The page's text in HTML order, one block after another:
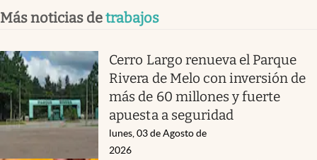
Más noticias detrabajos
Cerro Largo renueva el Parque
Rivera de Melo con inversión de
más de 60 millones y fuerte
apuesta a seguridad
lunes, 03 de Agosto de
2026